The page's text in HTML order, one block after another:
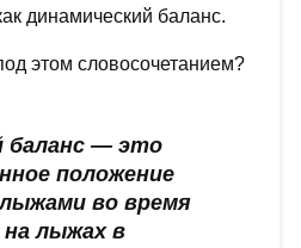
динамический баланс.
этом словосочетанием?
баланс — это
положение
во время
на лыжах в